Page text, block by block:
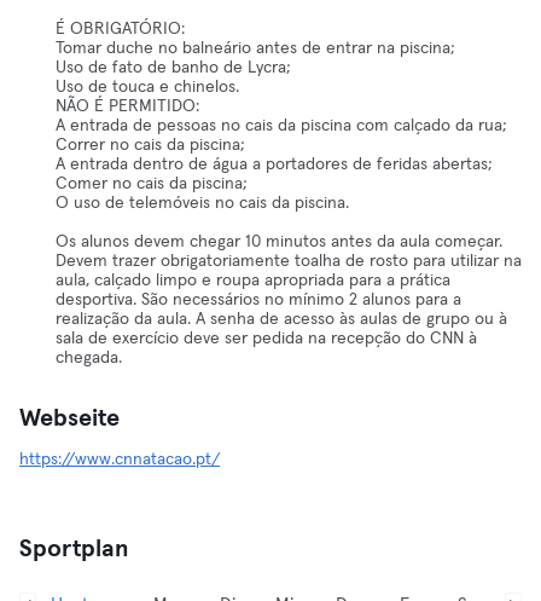
É OBRIGATÓRIO:
Tomar duche no balneário antes de entrar na piscina;
Uso de fato de banho de Lycra;
Uso de touca e chinelos.
NÃO É PERMITIDO:
A entrada de pessoas no cais da piscina com calçado da rua;
Correr no cais da piscina;
A entrada dentro de água a portadores de feridas abertas;
Comer no cais da piscina;
O uso de telemóveis no cais da piscina.
Os alunos devem chegar 10 minutos antes da aula começar.
Devem trazer obrigatoriamente toalha de rosto para utilizar na
aula, calçado limpo e roupa apropriada para a prática
desportiva. São necessários no mínimo 2 alunos para a
realização da aula. A senha de acesso às aulas de grupo ou à
sala de exercício deve ser pedida na recepção do CNN à
chegada.
Webseite
https://www.cnnatacao.pt/
Sportplan